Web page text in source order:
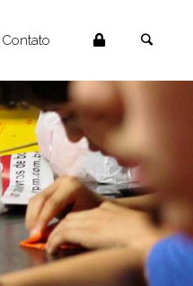
Contato